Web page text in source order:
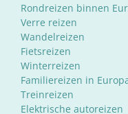
Rondreizen binnen
Verre reizen
Wandelreizen
Fietsreizen
Winterreizen
Familiereizen in
Treinreizen
Elektrische autoreizen